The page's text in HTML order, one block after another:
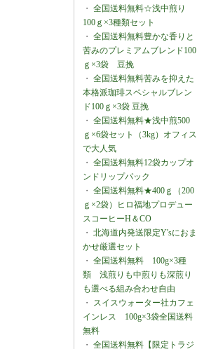
・ 全国送料無料☆浅中煎り
100ｇ×3種類セット
・ 全国送料無料豊かな香りと
苦みのプレミアムブレンド100
ｇ×3袋 豆挽
・ 全国送料無料苦みを抑えた
本格派珈琲スペシャルブレン
ド100ｇ×3袋 豆挽
・ 全国送料無料★浅中煎500
ｇ×6袋セット（3kg）オフィス
で大人気
・ 全国送料無料12袋カップオ
ンドリップパック
・ 全国送料無料★400ｇ（200
ｇ×2袋）ヒロ福地プロデュー
スコーヒーH＆CO
・ 北海道内発送限定Y'sにおま
かせ厳選セット
・ 全国送料無料 100g×3種
類 浅煎りも中煎りも深煎り
も選べる組み合わせ自由
・ スイスウォーター社カフェ
インレス 100g×3袋全国送料
無料
・ 全国送料無料【限定トラジ